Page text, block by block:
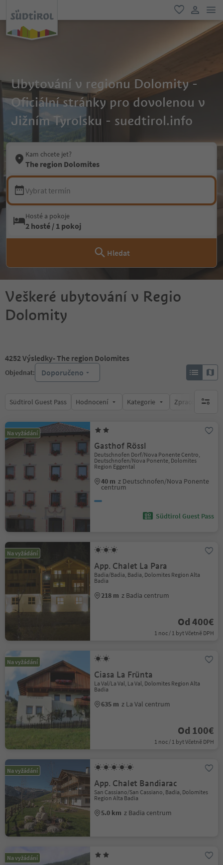
oblíbené
Ubytování v regionu Dolomity -
Oficiální stránky pro dovolenou v
Jižním Tyrolsku - suedtirol.info
Kam chcete jet?
The region Dolomites
Vybrat termín
Hosté a pokoje
2 hosté / 1 pokoj
Hledat
Veškeré ubytování v Regio
Dolomity
4252Výsledky- The region Dolomites
Objednat: Doporučeno
Südtirol Guest Pass Hodnocení Kategorie Zpracovávábrak
Na vyžádání
Gasthof Rössl
Deutschnofen Dorf/Nova Ponente Centro,
Deutschnofen/Nova Ponente, Dolomites
Region Eggental
40 m z Deutschnofen/Nova Ponente
centrum
Südtirol Guest Pass
Na vyžádání
App. Chalet La Para
Badia/Badia, Badia, Dolomites Region Alta
Badia
218 m z Badia centrum
Od 400€
1 noc / 1 byt Včetně DPH
Na vyžádání
Ciasa La Frünta
La Val/La Val, La Val, Dolomites Region Alta
Badia
635 m z La Val centrum
Od 100€
1 noc / 1 byt Včetně DPH
Na vyžádání
App. Chalet Bandiarac
San Cassiano/San Cassiano, Badia, Dolomites
Region Alta Badia
5.0 km z Badia centrum
Na vyžádání